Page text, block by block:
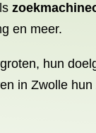
en meer.
hun
in Zwolle